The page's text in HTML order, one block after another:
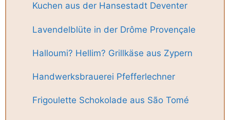
Kuchen aus der Hansestadt Deventer
Lavendelblüte in der Drôme Provençale
Halloumi? Hellim? Grillkäse aus Zypern
Handwerksbrauerei Pfefferlechner
Frigoulette Schokolade aus São Tomé